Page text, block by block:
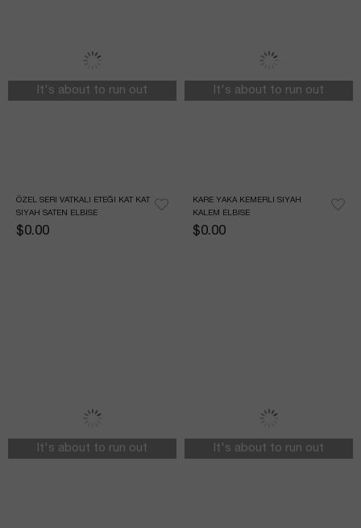
ÖZEL SERI VATKALI ETEĞI KAT KAT
SIYAH SATEN ELBISE
$0.00
It's about to run out
KARE YAKA KEMERLI SIYAH
KALEM ELBISE
$0.00
It's about to run out
It's about to run out It's about to run out